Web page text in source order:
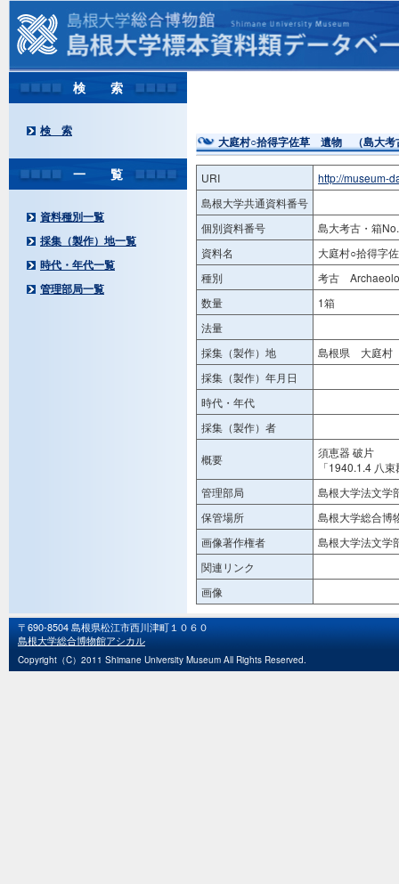
検 索
検 索
一 覧
資料種別一覧
採集（製作）地一覧
時代・年代一覧
管理部局一覧
大庭村○拾得字佐草 遺物 （島大考
URI
http://museum-
島根大学共通資料番号
個別資料番号
島大考古・箱
資料名
大庭村○拾得字
種別
考古
数量
1箱
法量
採集（製作）地
島根県 大庭村
採集（製作）年月日
時代・年代
採集（製作）者
概要
須恵器 破片
「1940.1.4 八
管理部局
島根大学法文学
保管場所
島根大学総合博
画像著作権者
島根大学法文学
関連リンク
画像
〒690-8504 島根県松江市西川津町１０６０
島根大学総合博物館アシカル
Copyright（C）2011 Shimane University Museum All Rights Reserved.